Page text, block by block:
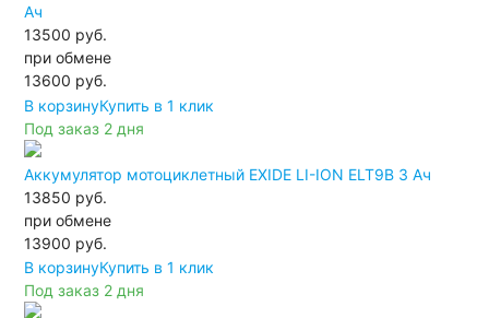
Ач
13500 руб.
при обмене
13600 руб.
В корзинуКупить в 1 клик
Под заказ 2 дня
Аккумулятор мотоциклетный EXIDE LI-ION ELT9B 3 Ач
13850 руб.
при обмене
13900 руб.
В корзинуКупить в 1 клик
Под заказ 2 дня